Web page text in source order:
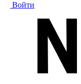
Войти